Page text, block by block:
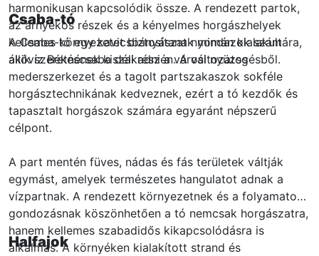
harmonikusan kapcsolódik össze. A rendezett partok,
az árnyékos részek és a kényelmes horgászhelyek
kellemes környezetet biztosítanak mindazok számára,
akik szeretnének kiszakadni a városi nyüzsgésből.
Csaba-tó
A Csaba-tó egy kavicsbányászat nyomán kialakult
állóvíz Békéscsaba déli részén. A változatos
mederszerkezet és a tagolt partszakaszok sokféle
horgásztechnikának kedveznek, ezért a tó kezdők és
tapasztalt horgászok számára egyaránt népszerű
célpont.
A part mentén füves, nádas és fás területek váltják
egymást, amelyek természetes hangulatot adnak a
vízpartnak. A rendezett környezetnek és a folyamatos
gondozásnak köszönhetően a tó nemcsak horgászatra,
hanem kellemes szabadidős kikapcsolódásra is
alkalmas. A környéken kialakított strand és
Halfajok